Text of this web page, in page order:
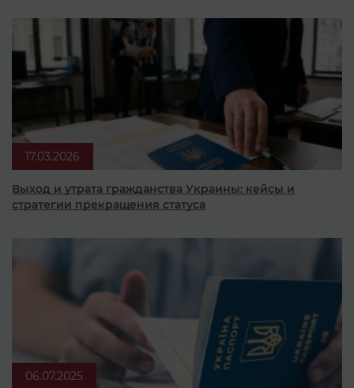
17.03.2026
Выход и утрата гражданства Украины: кейсы и
стратегии прекращения статуса
06.07.2025